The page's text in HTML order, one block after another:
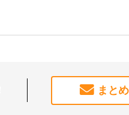
まと